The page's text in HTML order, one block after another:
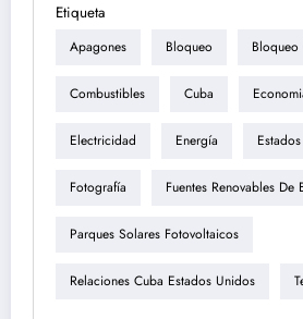
Etiqueta
Apagones Bloqueo Bloqueo
Combustibles Cuba
Electricidad Energía
Fotografía Fuentes Renovables De
Parques Solares Fotovoltaicos
Relaciones Cuba Estados Unidos